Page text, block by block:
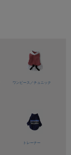
ワンピース／チュニック
トレーナー